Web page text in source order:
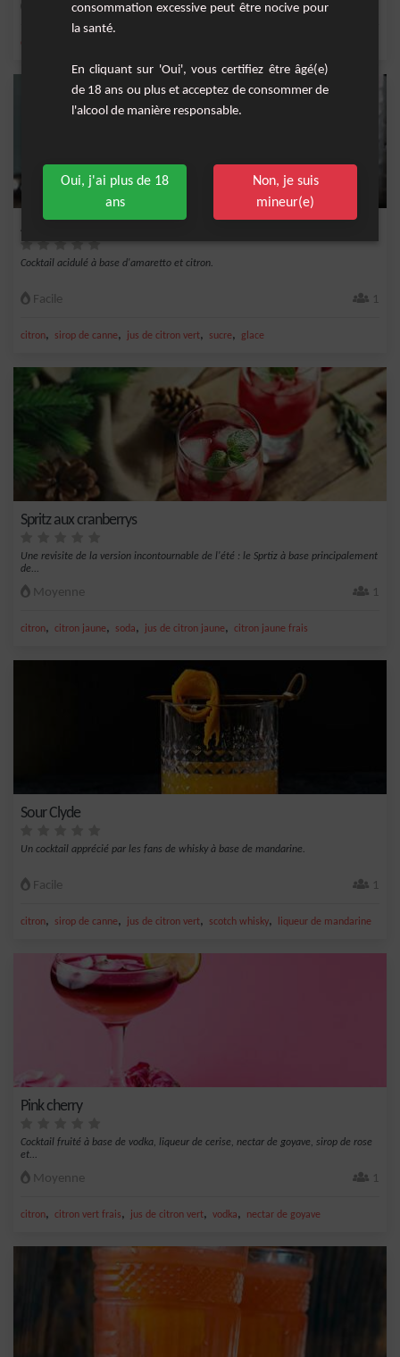
Moyenne
citron
Amaretto Sour
Cocktail acidulé à base d'amaretto et citron.
Facile 1
citron, sirop de canne, jus de citron vert, sucre, glace
Spritz aux cranberrys
Une revisite de la version incontournable de l'été : le Sprtiz à base principalement
de...
Moyenne 1
citron, citron jaune, soda, jus de citron jaune, citron jaune frais
Sour Clyde
Un cocktail apprécié par les fans de whisky à base de mandarine.
Facile 1
citron, sirop de canne, jus de citron vert, scotch whisky, liqueur de mandarine
Pink cherry
Cocktail fruité à base de vodka, liqueur de cerise, nectar de goyave, sirop de rose
et...
Moyenne 1
citron, citron vert frais, jus de citron vert, vodka, nectar de goyave
consommation excessive peut être nocive pour
la santé.
En cliquant sur 'Oui', vous certifiez être âgé(e)
de 18 ans ou plus et acceptez de consommer de
l'alcool de manière responsable.
Oui, j'ai plus de 18
ans
Non, je suis
mineur(e)